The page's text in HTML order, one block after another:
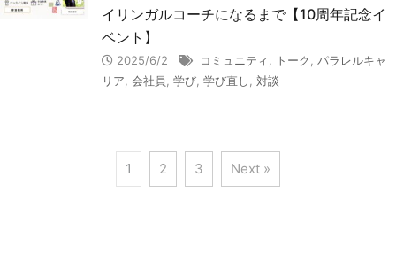
イリンガルコーチになるまで【10周年記念イ
ベント】
2025/6/2 コミュニティ トーク
パラレルキャ
リア 会社員 学び 学び直し 対談
1 2 3 Next »